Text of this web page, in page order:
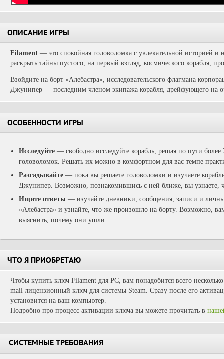
ОПИСАНИЕ ИГРЫ
Filament — это спокойная головоломка с увлекательной историей
раскрыть тайны пустого, на первый взгляд, космического корабля,
Взойдите на борт «Алебастра», исследовательского флагмана
Джунипер — последним членом экипажа корабля, дрейфующего на
ОСОБЕННОСТИ ИГРЫ
Исследуйте — свободно исследуйте корабль, решая по пути
головоломок. Решать их можно в комфортном для вас темпе
Разгадывайте — пока вы решаете головоломки и изучаете
Джунипер. Возможно, познакомившись с ней ближе, вы узнаете,
Ищите ответы — изучайте дневники, сообщения, записи и
«Алебастра» и узнайте, что же произошло на борту. Возможно,
выяснить, почему они ушли.
ЧТО Я ПРИОБРЕТАЮ
Чтобы купить ключ Filament для PC, вам понадобится всего
mail лицензионный ключ для системы Steam. Сразу после его
установится на ваш компьютер.
Подробно про процесс активации ключа вы можете прочитать в
СИСТЕМНЫЕ ТРЕБОВАНИЯ